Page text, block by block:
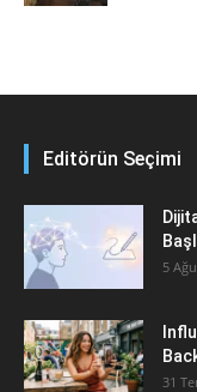
Editörün Seçimi
5
31